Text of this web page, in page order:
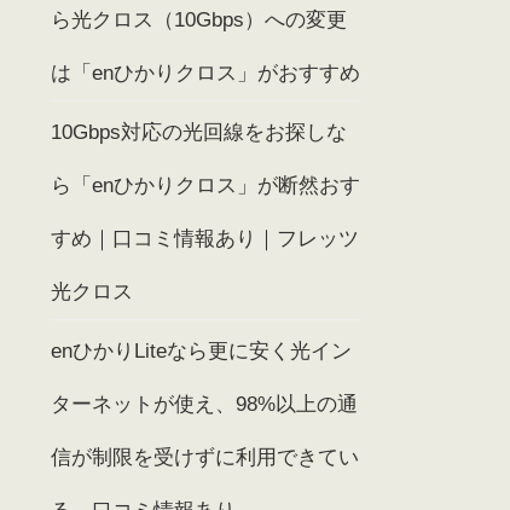
ら光クロス（10Gbps）への変更
は「enひかりクロス」がおすすめ
10Gbps対応の光回線をお探しな
ら「enひかりクロス」が断然おす
すめ｜口コミ情報あり｜フレッツ
光クロス
enひかりLiteなら更に安く光イン
ターネットが使え、98%以上の通
信が制限を受けずに利用できてい